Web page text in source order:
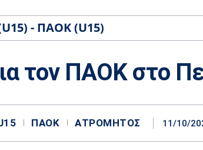
- ΠΑΟΚ (U15)
τον ΠΑΟΚ στο
ΠΑΟΚ ΑΤΡΌΜΗΤΟΣ 11/10/